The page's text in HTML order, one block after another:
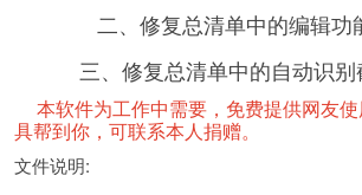
二、修复总清单中的编辑功能
三、修复总清单中的自动识别截
本软件为工作中需要，免费提供网友
具帮到你，可联系本人捐赠。
文件说明: